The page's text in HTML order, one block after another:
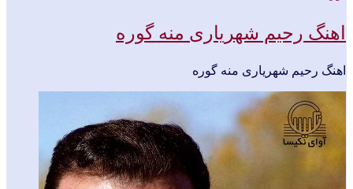
اهنگ رحیم شهریاری منه گوره
اهنگ رحیم شهریاری منه گوره